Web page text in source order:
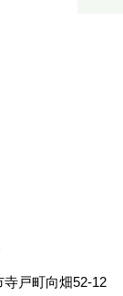
寺戸町向畑52-12